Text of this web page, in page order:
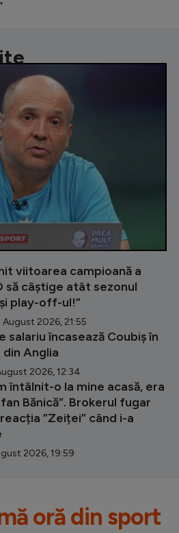
viitoarea campioană a
să câștige atât sezonul
play-off-ul!”
2026, 21:55
salariu încasează Coubiș în
din Anglia
2026, 12:34
întâlnit-o la mine acasă, era
Bănică”. Brokerul fugar
”Zeiței” când i-a
2026, 19:59
oră din sport